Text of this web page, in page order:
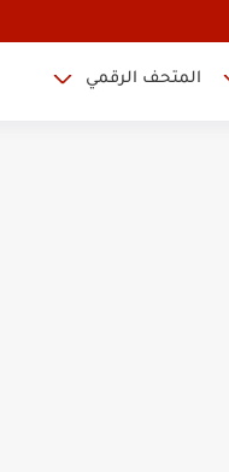
المتحف الرقمي